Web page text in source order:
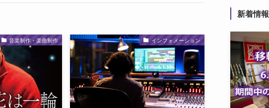
音楽制作・楽曲制作 インフォメーション
新着情報